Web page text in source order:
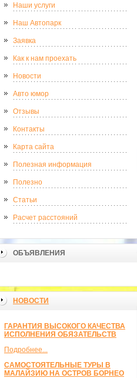
Наши услуги
Наш Автопарк
Заявка
Как к нам проехать
Новости
Авто юмор
Отзывы
Контакты
Карта сайта
Полезная информация
Полезно
Статьи
Расчет расстояний
ОБЪЯВЛЕНИЯ
НОВОСТИ
ГАРАНТИЯ ВЫСОКОГО КАЧЕСТВА
ИСПОЛНЕНИЯ ОБЯЗАТЕЛЬСТВ
Подробнее...
САМОСТОЯТЕЛЬНЫЕ ТУРЫ В
МАЛАЙЗИЮ НА ОСТРОВ БОРНЕО